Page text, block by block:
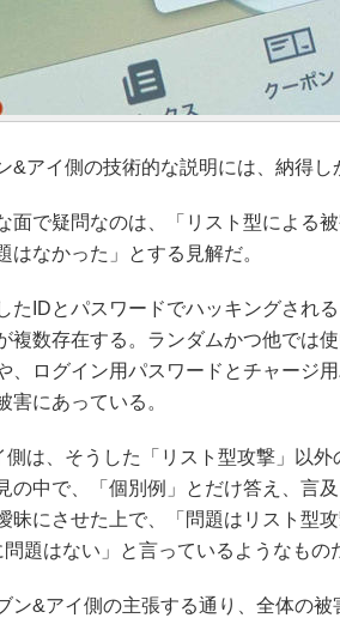
&アイ側の技術的な説明には、納得し
面で疑問なのは、「リスト型による
はなかった」とする見解だ。
たIDとパスワードでハッキングされ
複数存在する。ランダムかつ他では
、ログイン用パスワードとチャージ
害にあっている。
側は、そうした「リスト型攻撃」以
の中で、「個別例」とだけ答え、言
昧にさせた上で、「問題はリスト型
題はない」と言っているようなもの
ン&アイ側の主張する通り、全体の